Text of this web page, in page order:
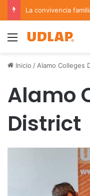
Menu
Inicio / Alamo Colleges
Alamo
District